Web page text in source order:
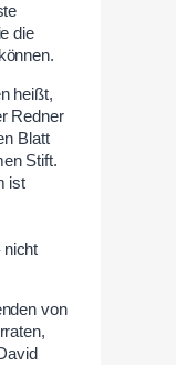
die
heißt,
Redner
Blatt
Stift.
ist
nicht
von